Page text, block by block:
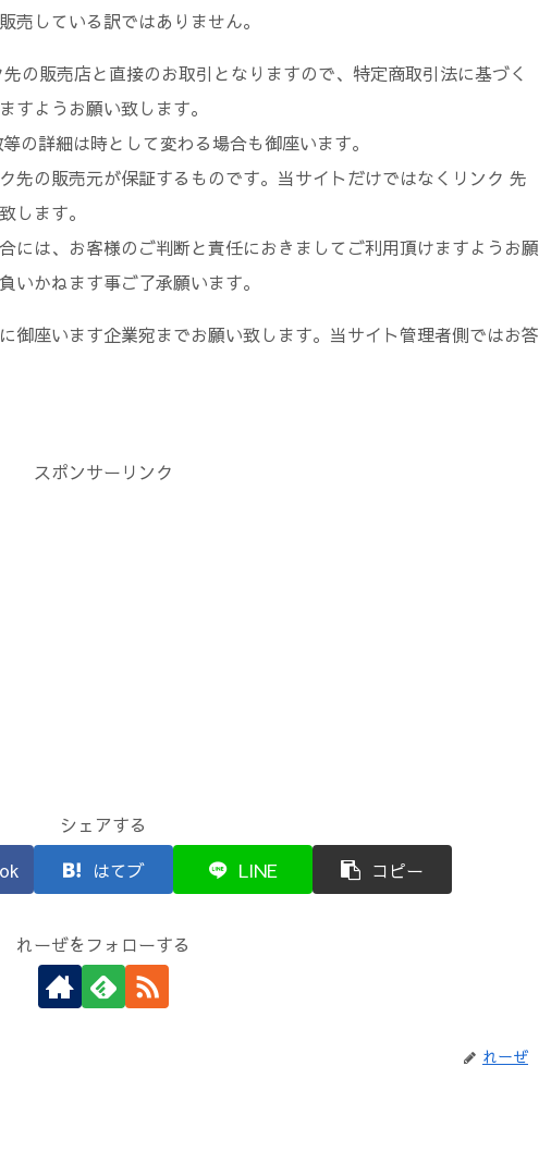
売している訳ではありません。
の販売店と直接のお取引となりますので、特定商取引法に基づく
すようお願い致します。
の詳細は時として変わる場合も御座います。
先の販売元が保証するものです。当サイトだけではなくリンク 先
します。
には、お客様のご判断と責任におきましてご利用頂けますようお願
いかねます事ご了承願います。
御座います企業宛までお願い致します。当サイト管理者側ではお答
スポンサーリンク
シェアする
はてブ LINE コピー
れーぜをフォローする
れーぜ